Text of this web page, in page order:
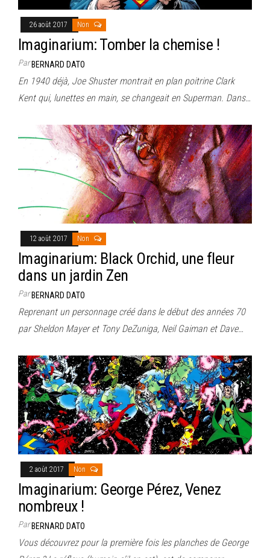
26 août 2017 Non
Imaginarium: Tomber la chemise !
ParBERNARD DATO
En 1940 déjà, Joe Shuster montrait en plan poitrine Clark
Kent qui, lunettes en main, se changeait en Superman. Dans…
12 août 2017 Non
Imaginarium: Black Orchid, une fleur
dans un jardin Zen
ParBERNARD DATO
Reprenant un personnage créé dans le début des années 70
par Sheldon Mayer et Tony DeZuniga, Neil Gaiman et Dave…
2 août 2017 Non
Imaginarium: George Pérez, Venez
nombreux !
ParBERNARD DATO
Vous découvrez pour la première fois les planches de George